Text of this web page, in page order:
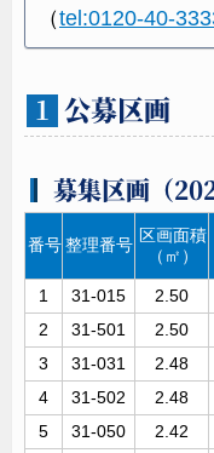
（tel:0120-40-
１ 公募区画
募集区画（
番号 整理番号 区画面積
（㎡）
1 31-015 2.50
2
31-501 2.50
3
31-031 2.48
4
31-502 2.48
5
31-050 2.42